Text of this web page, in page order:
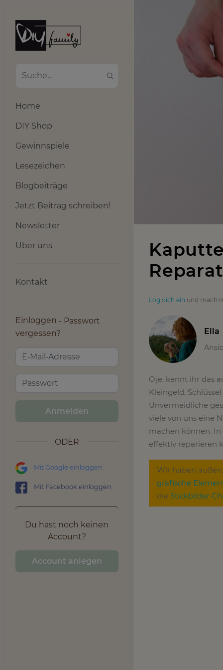
Home
DIY Shop
Gewinnspiele
Lesezeichen
Blogbeiträge
Jetzt Beitrag schreiben!
Newsletter
Über uns
Kontakt
Einloggen
Passwort
vergessen?
Anmelden
ODER
Mit Google einloggen
Mit Facebook einloggen
Du hast noch keinen
Account?
Account anlegen
Log dich ein und mach
Ella
Oje, kennt ihr das
Kleingeld,
Unvermeidliche
viele von uns eine
machen können.
effektiv reparieren
Wir haben
grafische
die Stickbilder